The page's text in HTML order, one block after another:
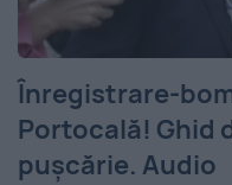
Înregistrare-
Portocală! Ghid
pușcărie. Audio